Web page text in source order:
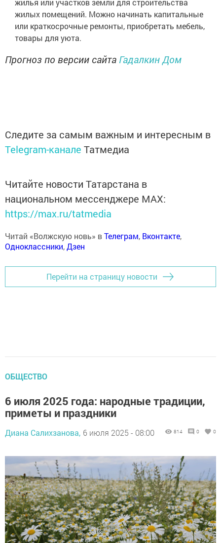
жилья или участков земли для строительства
жилых помещений. Можно начинать капитальные
или краткосрочные ремонты, приобретать мебель,
товары для уюта.
Прогноз по версии сайта Гадалкин Дом
Следите за самым важным и интересным в
Telegram-канале Татмедиа
Читайте новости Татарстана в
национальном мессенджере MАХ:
https://max.ru/tatmedia
Читай «Волжскую новь» вТелеграм, Вконтакте,
Одноклассники,Дзен
Перейти на страницу новости
ОБЩЕСТВО
6 июля 2025 года: народные традиции,
приметы и праздники
Диана Салихзанова, 6 июля 2025 - 08:00 814 0 0